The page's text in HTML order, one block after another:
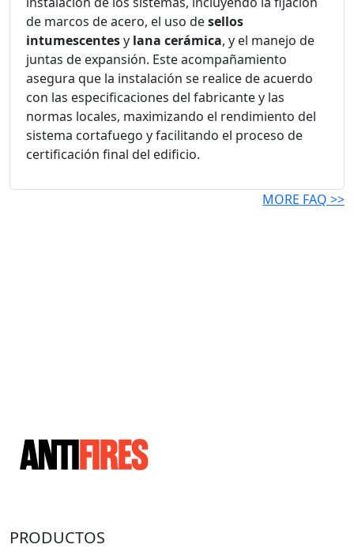
de marcos de acero, el uso desellos
intumescentesy lana cerámica, y el manejo de
juntas de expansión. Este acompañamiento
asegura que la instalación se realice de acuerdo
con las especificaciones del fabricante y las
normas locales, maximizando el rendimiento del
sistema cortafuego y facilitando el proceso de
certificación final del edificio.
MORE FAQ >>
PRODUCTOS